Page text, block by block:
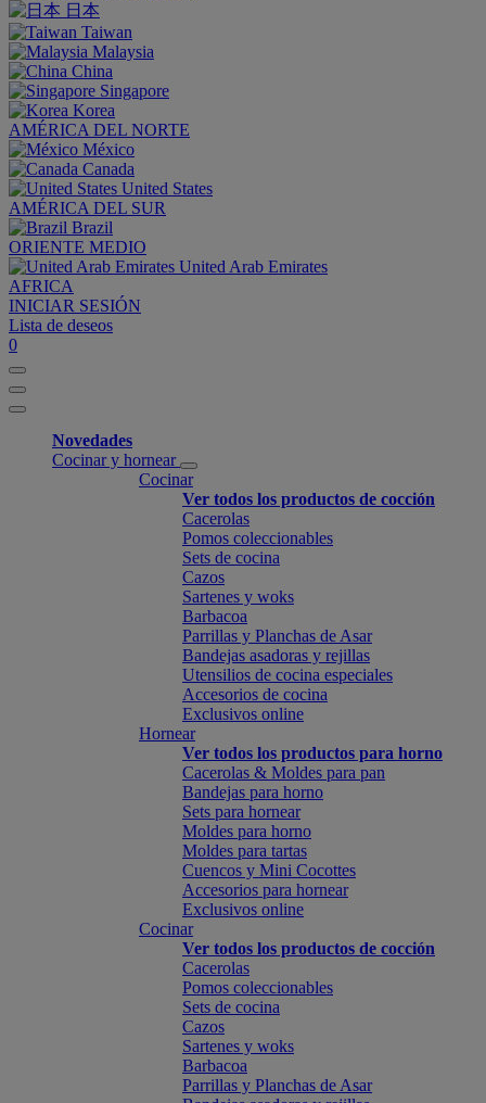
日本
Taiwan
Malaysia
China
Singapore
Korea
AMÉRICA DEL NORTE
México
Canada
United States
AMÉRICA DEL SUR
Brazil
ORIENTE MEDIO
United Arab Emirates
AFRICA
INICIAR SESIÓN
Lista de deseos
0
Novedades
Cocinar y hornear
Cocinar
Ver todos los productos de cocción
Cacerolas
Pomos coleccionables
Sets de cocina
Cazos
Sartenes y woks
Barbacoa
Parrillas y Planchas de Asar
Bandejas asadoras y rejillas
Utensilios de cocina especiales
Accesorios de cocina
Exclusivos online
Hornear
Ver todos los productos para horno
Cacerolas & Moldes para pan
Bandejas para horno
Sets para hornear
Moldes para horno
Moldes para tartas
Cuencos y Mini Cocottes
Accesorios para hornear
Exclusivos online
Cocinar
Ver todos los productos de cocción
Cacerolas
Pomos coleccionables
Sets de cocina
Cazos
Sartenes y woks
Barbacoa
Parrillas y Planchas de Asar